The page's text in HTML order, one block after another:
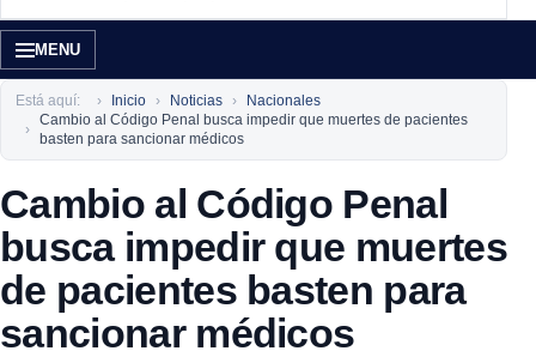
MENU
Está aquí: Inicio Noticias
Nacionales
Cambio al Código Penal busca impedir que muertes de pacientes
basten para sancionar médicos
Cambio al Código Penal
busca impedir que muertes
de pacientes basten para
sancionar médicos